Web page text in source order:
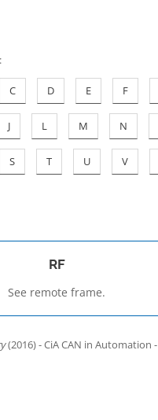
:
C D E F
J L M N
S T U V
RF
See remote frame.
(2016) - CiA CAN in Automation -